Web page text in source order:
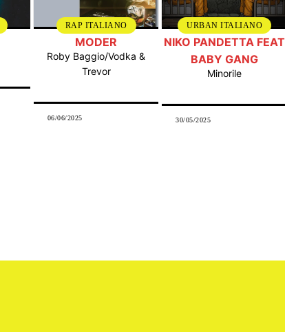
RAP ITALIANO
MODER
Roby Baggio/Vodka &
Trevor
06/06/2025
URBAN ITALIANO
NIKO PANDETTA FEAT
BABY GANG
Minorile
30/05/2025